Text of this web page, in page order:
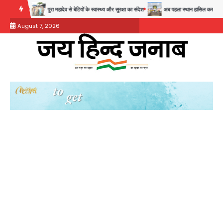
content
पुरा महादेव से बेटियों के स्वास्थ्य और सुरक्षा का संदेश अब पहला स्थान हासिल करना लक्ष्य:
August 7, 2026